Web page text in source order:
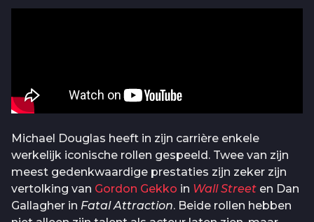
Michael Douglas heeft in zijn carrière enkele
werkelijk iconische rollen gespeeld. Twee van zijn
meest gedenkwaardige prestaties zijn zeker zijn
vertolking van Gordon Gekko in Wall Street en Dan
Gallagher in Fatal Attraction. Beide rollen hebben